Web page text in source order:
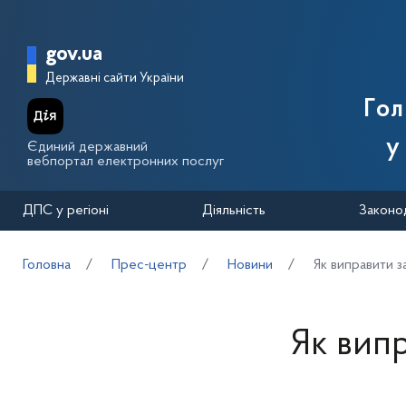
Головна сторінка Державної
gov.ua
Державні сайти України
Єдиний державний
вебпортал електронних послуг
у
ДПС у регіоні Діяльність
Головна Прес-центр Новини Як виправити
Як